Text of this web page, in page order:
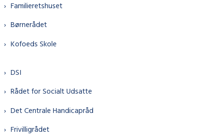
Familieretshuset
Børnerådet
Kofoeds Skole
DSI
Rådet for Socialt Udsatte
Det Centrale Handicapråd
Frivilligrådet